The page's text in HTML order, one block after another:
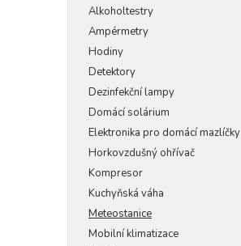
Alkoholtestry
Ampérmetry
Hodiny
Detektory
Dezinfekční lampy
Domácí solárium
Elektronika pro domácí mazlíčky
Horkovzdušný ohřívač
Kompresor
Kuchyňská váha
Meteostanice
Mobilní klimatizace